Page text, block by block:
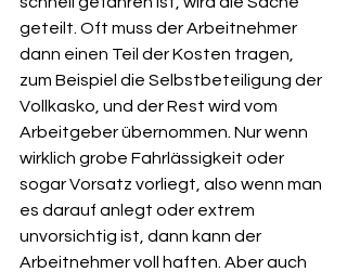
geteilt. Oft muss der Arbeitnehmer
dann einen Teil der Kosten tragen,
zum Beispiel die Selbstbeteiligung der
Vollkasko, und der Rest wird vom
Arbeitgeber übernommen. Nur wenn
wirklich grobe Fahrlässigkeit oder
sogar Vorsatz vorliegt, also wenn man
es darauf anlegt oder extrem
unvorsichtig ist, dann kann der
Arbeitnehmer voll haften. Aber auch